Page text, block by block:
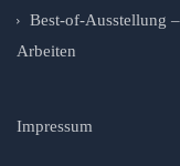
Best-of-Ausstellung
Arbeiten
Impressum